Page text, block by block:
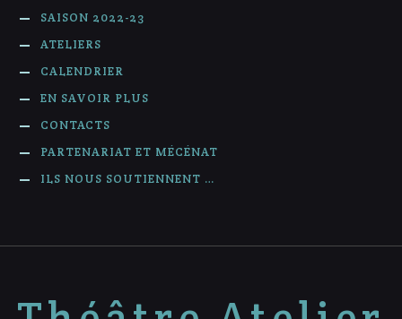
SAISON 2022-23
ATELIERS
CALENDRIER
EN SAVOIR PLUS
CONTACTS
PARTENARIAT ET MÉCÉNAT
ILS NOUS SOUTIENNENT …